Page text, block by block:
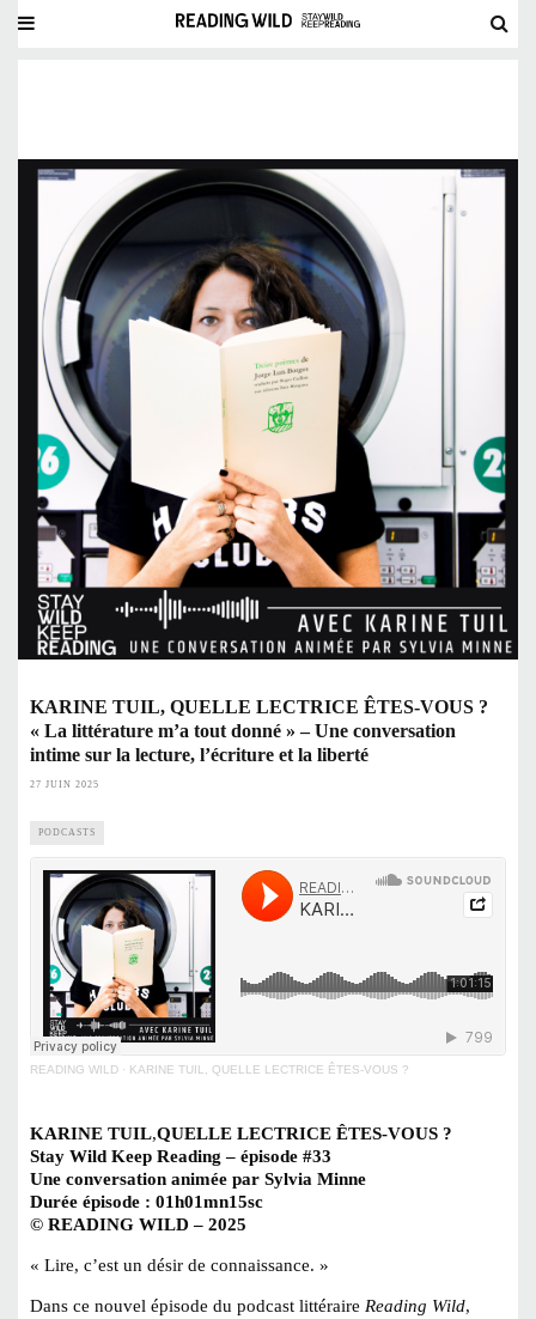
KARINE TUIL, QUELLE LECTRICE ÊTES-VOUS ?
« La littérature m’a tout donné » – Une conversation
intime sur la lecture, l’écriture et la liberté
27 JUIN 2025
PODCASTS
READING WILD · KARINE TUIL, QUELLE LECTRICE ÊTES-VOUS ?
KARINE TUIL,QUELLE LECTRICE ÊTES-VOUS ?
Stay Wild Keep Reading – épisode #33
Une conversation animée par Sylvia Minne
Durée épisode : 01h01mn15sc
© READING WILD – 2025
« Lire, c’est un désir de connaissance. »
Dans ce nouvel épisode du podcast littéraire Reading Wild,